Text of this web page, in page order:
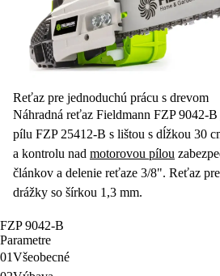
Reťaz pre jednoduchú prácu s drevom
Náhradná reťaz Fieldmann FZP 9042-
pílu FZP 25412-B s lištou s dĺžkou 30
a kontrolu nad motorovou pílou
článkov a delenie reťaze 3/8". Reťaz
drážky so šírkou 1,3 mm.
FZP 9042-B
Parametre
01Všeobecné